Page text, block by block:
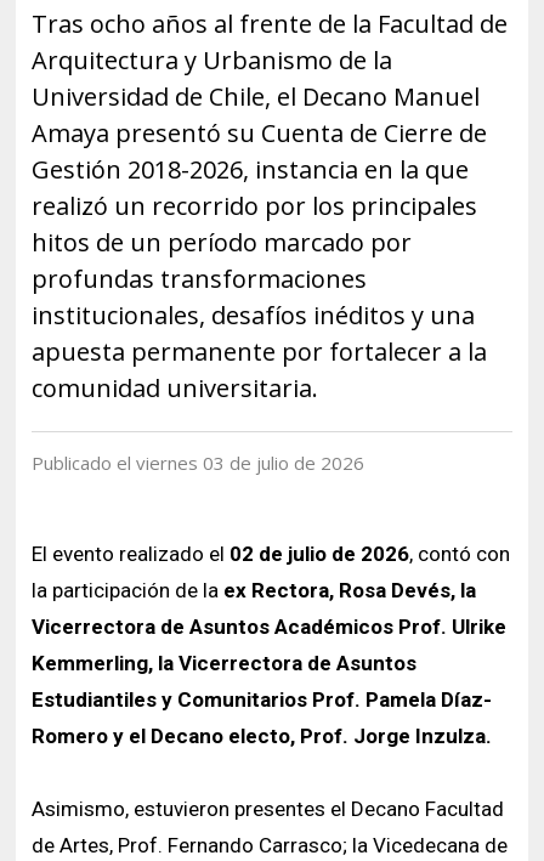
DEPARTAMENTOS
Arquitectura
Diseño
Geografía
Urbanismo
INSTITUTOS
Vivienda
Historia y Patrimonio
FACULTAD
Estudiantes Funcionarios
Egresados
Tras ocho años al frente de la Facultad de
Arquitectura y Urbanismo de la
Universidad de Chile, el Decano Manuel
Amaya presentó su Cuenta de Cierre de
Gestión 2018-2026, instancia en la que
realizó un recorrido por los principales
hitos de un período marcado por
profundas transformaciones
institucionales, desafíos inéditos y una
apuesta permanente por fortalecer a la
comunidad universitaria.
Publicado el viernes 03 de julio de 2026
El evento realizado el 02 de julio de 2026, contó con
la participación de la ex Rectora, Rosa Devés, la
Vicerrectora de Asuntos Académicos Prof. Ulrike
Kemmerling, la Vicerrectora de Asuntos
Estudiantiles y Comunitarios Prof. Pamela Díaz-
Romero y el Decano electo, Prof. Jorge Inzulza.
Asimismo, estuvieron presentes el Decano Facultad
de Artes, Prof. Fernando Carrasco; la Vicedecana de